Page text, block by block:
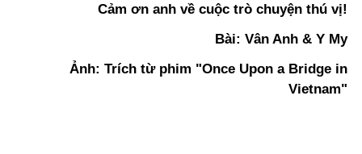
Cảm ơn anh về cuộc trò chuyện thú vị!
Bài: Vân Anh & Y My
Ảnh: Trích từ phim "Once Upon a Bridge in
Vietnam"